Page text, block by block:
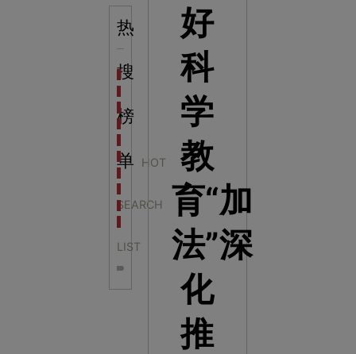
热
搜
榜
单 HOT
SEARCH
LIST
科学梦成功中标公主岭市科技馆新馆项目
科学梦中标中国科学技术馆2022年中国流动科技馆
科学梦中标洛阳市科学技术馆展品采购项目
科学梦中标方城县科技馆展厅升级项目
科学梦中标濮阳县科技馆公共安全体验馆项目
科学梦集团中标广西大学海洋科教馆项目
科学梦集团中标淮师附小科技长廊展项目
科学梦集团中标洪泽湖治理保护展示馆项目
好
科
学
教
育“加
法”深
化
推